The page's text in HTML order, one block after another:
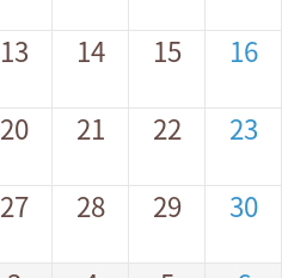
13 14 15 16
20 21 22 23
27 28 29 30